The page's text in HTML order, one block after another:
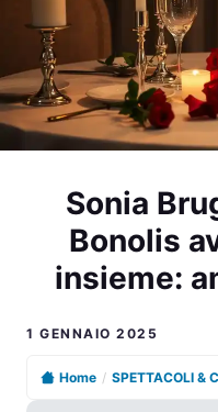
Sonia
Bonolis
insieme:
1 GENNAIO 2025
Home / SPETTACOLI &